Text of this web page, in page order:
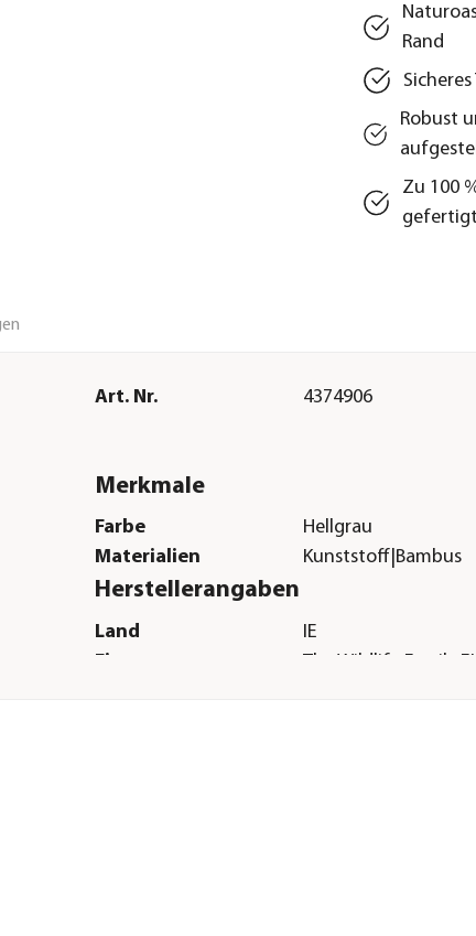
Rand
Robust
Zu 100
gefertigt
Art. Nr. 4374906
Merkmale
Farbe
Hellgrau
Materialien
Kunststoff|Bambus
Herstellerangaben
Land
IE
Firma
The Wildlife Family